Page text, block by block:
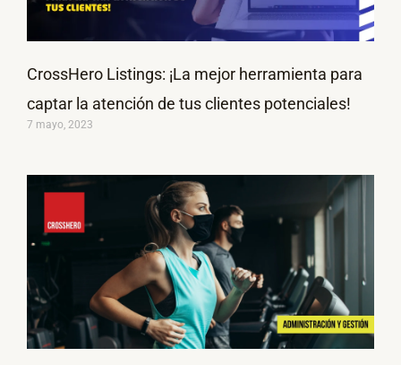
CrossHero Listings: ¡La mejor herramienta para
captar la atención de tus clientes potenciales!
7 mayo, 2023